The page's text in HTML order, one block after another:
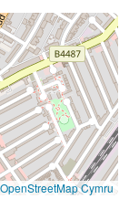
OpenStreetMap Cymru